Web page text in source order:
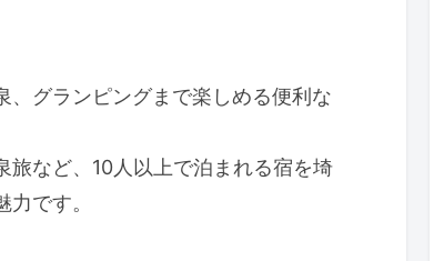
、グランピングまで楽しめる便利な
旅など、10人以上で泊まれる宿を埼
です。